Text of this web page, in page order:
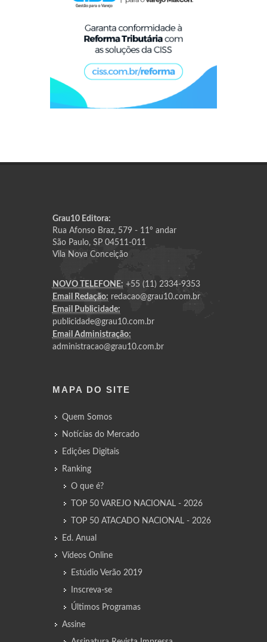
Grau10 Editora:
Rua Afonso Braz, 579 - 11º andar
São Paulo, SP 04511-011
Vila Nova Conceição
NOVO TELEFONE: +55 (11) 2334-9353
Email Redação: redacao@grau10.com.br
Email Publicidade:
publicidade@grau10.com.br
Email Administração:
administracao@grau10.com.br
MAPA DO SITE
Quem Somos
Notícias do Mercado
Edições Digitais
Ranking
O que é?
TOP 50 VAREJO NACIONAL - 2026
TOP 50 ATACADO NACIONAL - 2026
Ed. Anual
Vídeos Online
Estúdio Verão 2019
Inscreva-se
Últimos Programas
Assine